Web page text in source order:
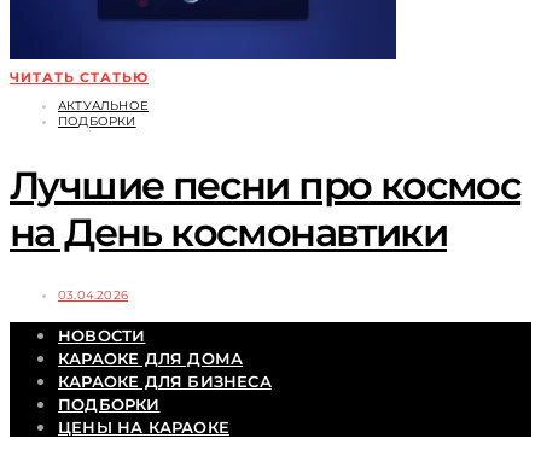
ЧИТАТЬ СТАТЬЮ
АКТУАЛЬНОЕ
ПОДБОРКИ
Лучшие песни про космос
на День космонавтики
03.04.2026
НОВОСТИ
КАРАОКЕ ДЛЯ ДОМА
КАРАОКЕ ДЛЯ БИЗНЕСА
ПОДБОРКИ
ЦЕНЫ НА КАРАОКЕ